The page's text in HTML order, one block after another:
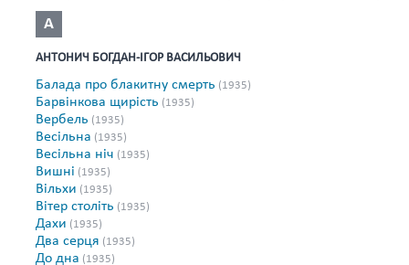
А
АНТОНИЧ БОГДАН-ІГОР ВАСИЛЬОВИЧ
Балада про блакитну смерть (1935)
Барвінкова щирість (1935)
Вербель (1935)
Весільна (1935)
Весільна ніч (1935)
Вишні (1935)
Вільхи (1935)
Вітер століть (1935)
Дахи (1935)
Два серця (1935)
До дна (1935)